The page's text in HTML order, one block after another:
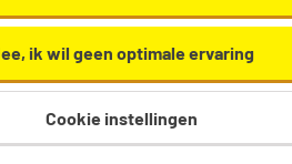
ik wil geen optimale ervaring
Cookie instellingen
die relevant zijn voor